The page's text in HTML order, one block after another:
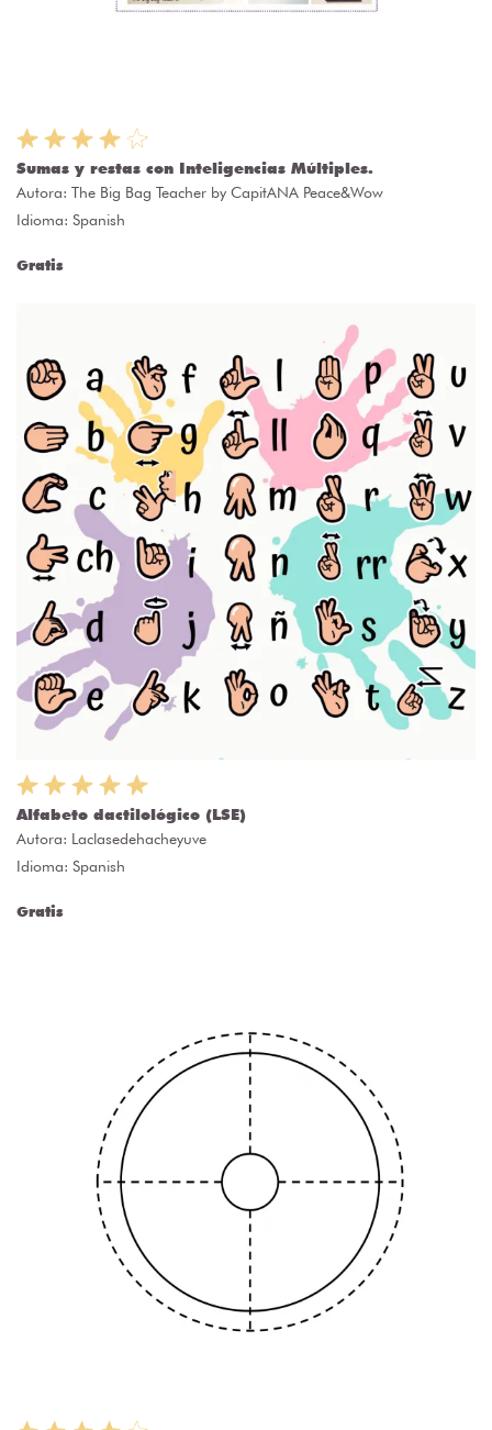
Sumas y restas con Inteligencias Múltiples.
Autora: The Big Bag Teacher by CapitANA Peace&Wow
Idioma: Spanish
Gratis
Alfabeto dactilológico (LSE)
Autora: Laclasedehacheyuve
Idioma: Spanish
Gratis